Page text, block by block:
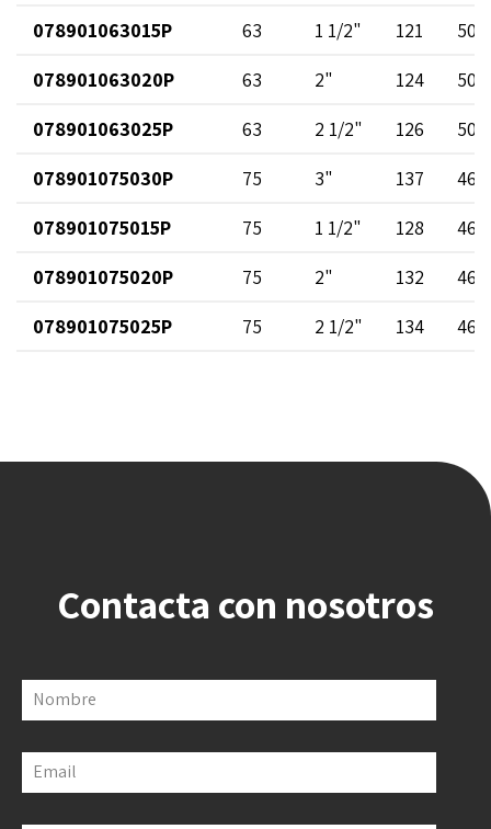
078901063015P
63 1 1/2" 121
50
078901063020P
63 2" 124
50
078901063025P
63 2 1/2" 126
50
078901075030P
75 3" 137
46
078901075015P
75 1 1/2" 128
46
078901075020P
75 2" 132
46
078901075025P
75 2 1/2" 134 46
Contacta con nosotros
Nombre
Email